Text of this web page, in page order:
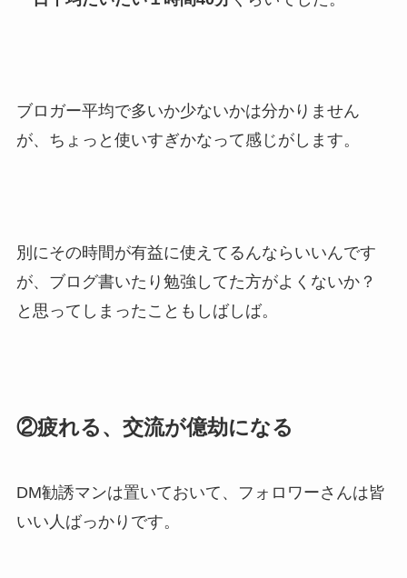
ブロガー平均で多いか少ないかは分かりません
が、ちょっと使いすぎかなって感じがします。
別にその時間が有益に使えてるんならいいんです
が、ブログ書いたり勉強してた方がよくないか？
と思ってしまったこともしばしば。
②疲れる、交流が億劫になる
DM勧誘マンは置いておいて、フォロワーさんは皆
いい人ばっかりです。